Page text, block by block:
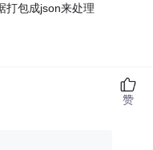
打包成json来处理
赞